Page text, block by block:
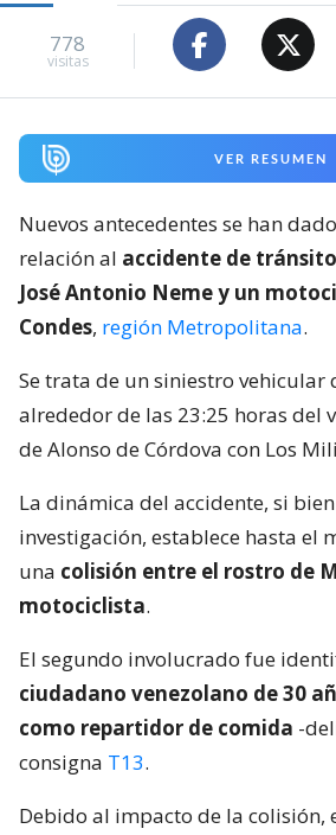
778
visitas
VER RESUMEN
Nuevos antecedentes se han
relación al accidente de
José Antonio Neme y un
Condes, región Metropolitana.
Se trata de un siniestro vehicular
alrededor de las 23:25 horas del
de Alonso de Córdova con Los
La dinámica del accidente, si
investigación, establece hasta el
una colisión entre el rostro de
motociclista.
El segundo involucrado fue
ciudadano venezolano de 30
como repartidor de comida -
consigna T13.
Debido al impacto de la colisión,